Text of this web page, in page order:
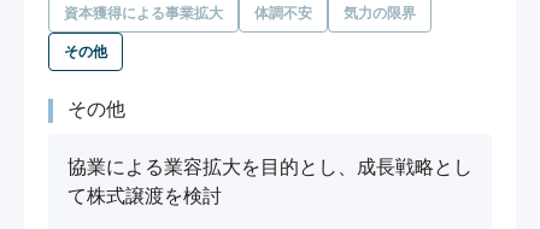
資本獲得による事業拡大 体調不安 気力の限界
その他
その他
協業による業容拡大を目的とし、成長戦略とし
て株式譲渡を検討